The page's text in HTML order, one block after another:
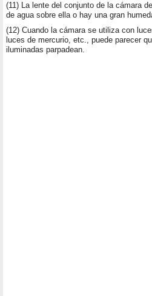
(11) La lente del conjunto de la cámara
de agua sobre ella o hay una gran
(12) Cuando la cámara se utiliza con
luces de mercurio, etc., puede parecer
iluminadas parpadean.